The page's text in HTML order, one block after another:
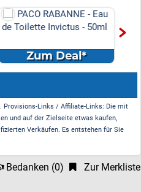
PACO RABANNE - Eau
de Toilette Invictus - 50ml
Zum Deal*
Provisions-Links / Affiliate-Links: Die mit
und auf der Zielseite etwas kaufen,
Verkäufen. Es entstehen für Sie
Bedanken (0) Zur Merkliste